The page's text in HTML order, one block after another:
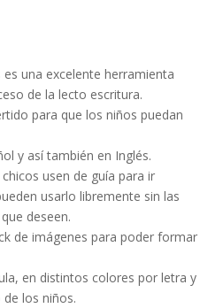
una excelente herramienta
de la lecto escritura.
para que los niños puedan
y así también en Inglés.
usen de guía para ir
usarlo libremente sin las
deseen.
de imágenes para poder formar
en distintos colores por letra y
los niños.